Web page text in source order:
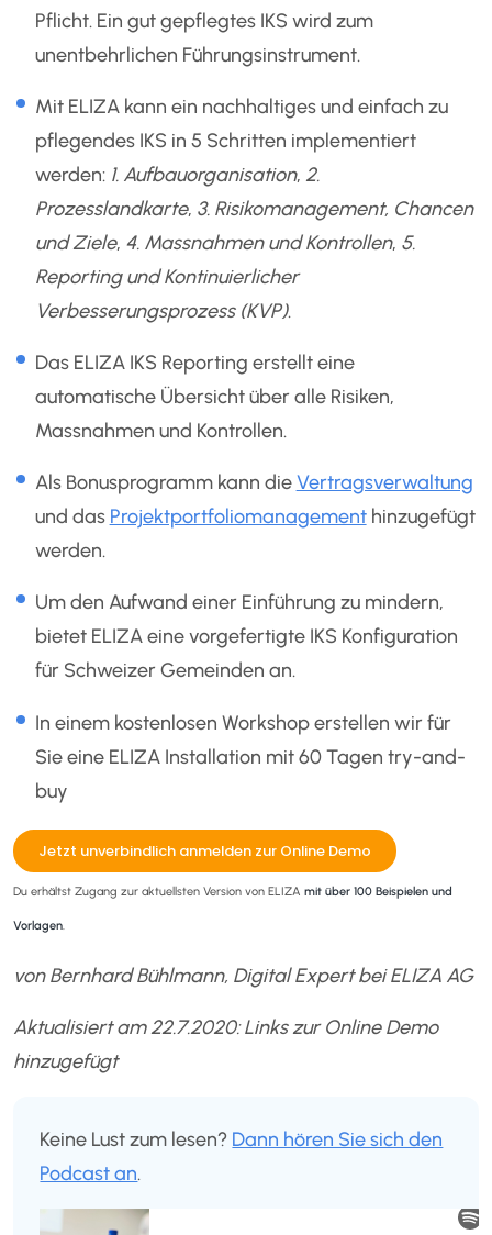
Pflicht. Ein gut gepflegtes IKS wird zum
unentbehrlichen Führungsinstrument.
Mit ELIZA kann ein nachhaltiges und einfach zu
pflegendes IKS in 5 Schritten implementiert
werden: 1. Aufbauorganisation, 2.
Prozesslandkarte, 3. Risikomanagement, Chancen
und Ziele, 4. Massnahmen und Kontrollen, 5.
Reporting und Kontinuierlicher
Verbesserungsprozess (KVP).
Das ELIZA IKS Reporting erstellt eine
automatische Übersicht über alle Risiken,
Massnahmen und Kontrollen.
Als Bonusprogramm kann dieVertragsverwaltung
und das Projektportfoliomanagementhinzugefügt
werden.
Um den Aufwand einer Einführung zu mindern,
bietet ELIZA eine vorgefertigte IKS Konfiguration
für Schweizer Gemeinden an.
In einem kostenlosen Workshop erstellen wir für
Sie eine ELIZA Installation mit 60 Tagen try-and-
buy
Jetzt unverbindlich anmelden zur Online Demo
Du erhältst Zugang zur aktuellsten Version von ELIZAmit über 100 Beispielen und
Vorlagen.
von Bernhard Bühlmann, Digital Expert bei ELIZA AG
Aktualisiert am 22.7.2020: Links zur Online Demo
hinzugefügt
Keine Lust zum lesen? Dann hören Sie sich den
Podcast an.